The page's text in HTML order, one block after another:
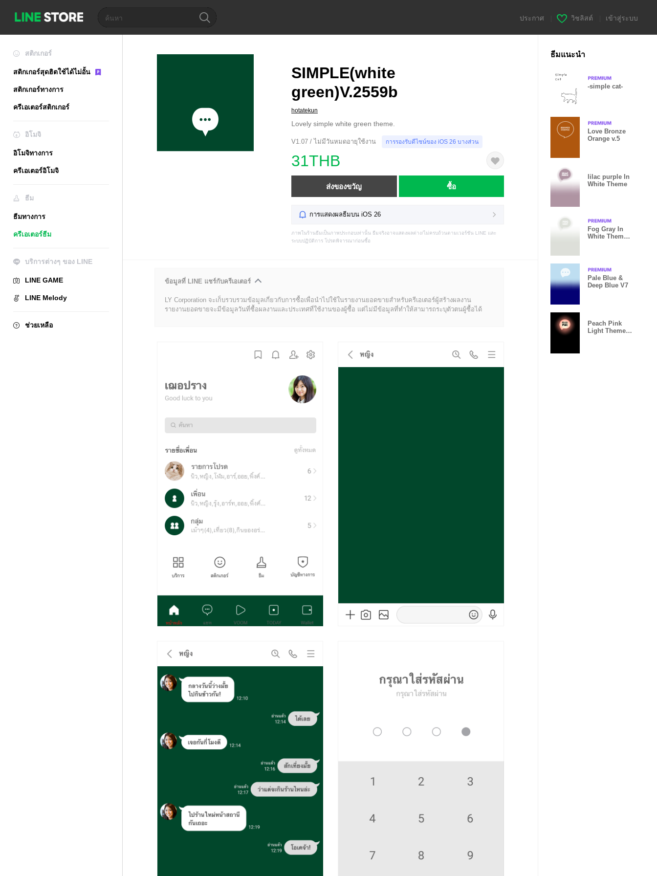
ประกาศ วิชลิสต์ เข้าสู่ระบบ
สติกเกอร์
สติกเกอร์สุดฮิตใช้ได้ไม่อั้น
สติกเกอร์ทางการ
ครีเอเตอร์สติกเกอร์
อิโมจิ
อิโมจิทางการ
ครีเอเตอร์อิโมจิ
ธีม
ธีมทางการ
ครีเอเตอร์ธีม
บริการต่างๆ ของ LINE
LINE GAME
LINE Melody
ช่วยเหลือ
SIMPLE(white
green)V.2559b
hotatekun
Lovely simple white green theme.
V1.07 / ไม่มีวันหมดอายุใช้งาน การรองรับดีไซน์ของ iOS 26 บางส่วน
31THB
ส่งของขวัญ ซื้อ
การแสดงผลธีมบน iOS 26
ภาพในร้านธีมเป็นภาพประกอบเท่านั้น ธีมจริงอาจแสดงผลต่าง/ไม่ครบถ้วนตามเวอร์ชัน LINE และ
ระบบปฏิบัติการ โปรดพิจารณาก่อนซื้อ
ข้อมูลที่ LINE แชร์กับครีเอเตอร์
LY Corporation จะเก็บรวบรวมข้อมูลเกี่ยวกับการซื้อเพื่อนำไปใช้ในรายงานยอดขายสำหรับครีเอเตอร์ผู้สร้างผลงาน
รายงานยอดขายจะมีข้อมูลวันที่ซื้อผลงานและประเทศที่ใช้งานของผู้ซื้อ แต่ไม่มีข้อมูลที่ทำให้สามารถระบุตัวตนผู้ซื้อได้
ธีมแนะนำ
-simple cat-
Love Bronze
Orange v.5
lilac purple In
White Theme
Fog Gray In
White Theme
Pale Blue &
Deep Blue V7
Peach Pink
Light Theme